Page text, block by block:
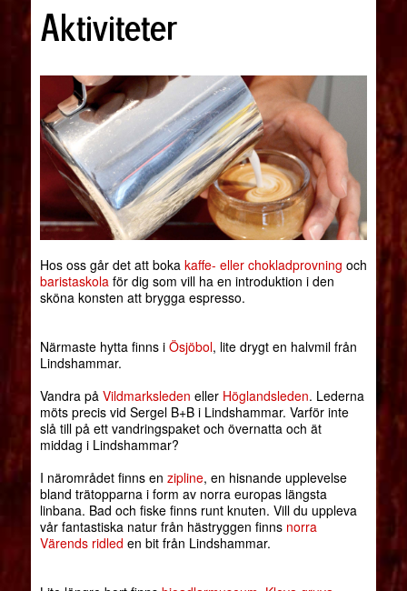
Aktiviteter
Hos oss går det att boka kaffe- eller chokladprovning och
baristaskola för dig som vill ha en introduktion i den
sköna konsten att brygga espresso.
Närmaste hytta finns i Ösjöbol, lite drygt en halvmil från
Lindshammar.
Vandra på Vildmarksleden eller Höglandsleden. Lederna
möts precis vid Sergel B+B i Lindshammar. Varför inte
slå till på ett vandringspaket och övernatta och ät
middag i Lindshammar?
I närområdet finns en zipline, en hisnande upplevelse
bland trätopparna i form av norra europas längsta
linbana. Bad och fiske finns runt knuten. Vill du uppleva
vår fantastiska natur från hästryggen finns norra
Värends ridled en bit från Lindshammar.